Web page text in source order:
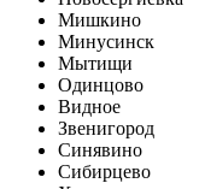
Мишкино
Минусинск
Мытищи
Одинцово
Видное
Звенигород
Синявино
Сибирцево